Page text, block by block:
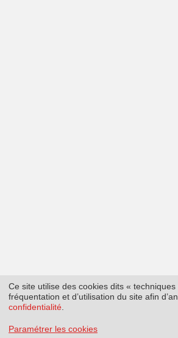
Ce site utilise des cookies dits «
fréquentation et d’utilisation du site afin
confidentialité
Paramétrer les cookies